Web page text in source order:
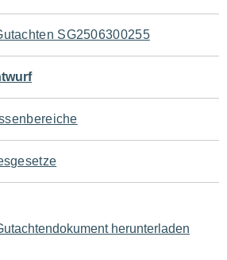
SG2506300255
herunterladen